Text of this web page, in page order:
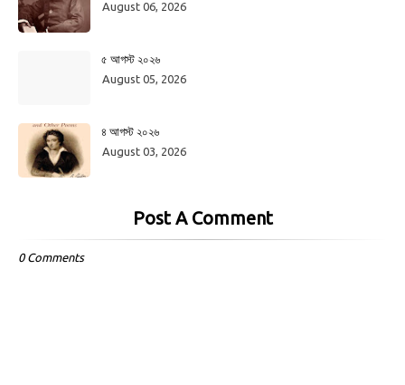
August 06, 2026
৫ আগস্ট ২০২৬
August 05, 2026
৪ আগস্ট ২০২৬
August 03, 2026
Post A Comment
0 Comments